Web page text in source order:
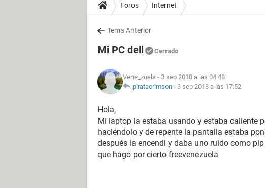
Foros Internet
Tema Anterior
Mi PC dell Cerrado
Vene_zuela - 3 sep 2018 a las 04:48
piratacrimson - 3 sep 2018 a las 17:52
Hola,
Mi laptop la estaba usando y estaba caliente
haciéndolo y de repente la pantalla estaba
después la encendi y daba uno ruido como
que hago por cierto freevenezuela